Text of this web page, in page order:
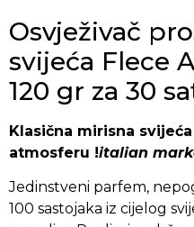
Osvježivač
svijeća Flece
120 gr za 30
Klasična mirisna
atmosferu !italian
Jedinstveni parfem,
100 sastojaka iz cijelog